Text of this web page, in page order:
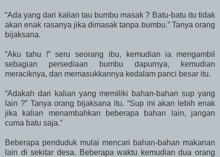
“Ada yang dari kalian tau bumbu masak ? Batu-batu itu tidak
akan enak rasanya jika dimasak tanpa bumbu.” Tanya orang
bijaksana.
“Aku tahu !” seru seorang ibu, kemudian ia mengambil
sebagian persediaan bumbu dapurnya, kemudian
meraciknya, dan memasukkannya kedalam panci besar itu.
“Adakah dari kalian yang memiliki bahan-bahan sup yang
lain ?” Tanya orang bijaksana itu. “Sup ini akan lebih enak
jika kalian menambahkan beberapa bahan lain, jangan
cuma batu saja.”
Beberapa penduduk mulai mencari bahan-bahan makanan
lain di sekitar desa. Beberapa waktu kemudian dua orang